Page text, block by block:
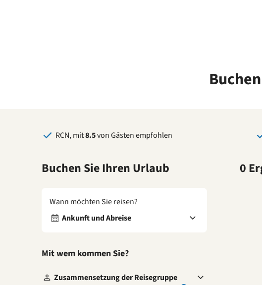
RCN, mit8.5von Gästen empfohlen
Buchen Sie Ihren Urlaub
Wann möchten Sie reisen?
Ankunft und Abreise
Mit wem kommen Sie?
Zusammensetzung der Reisegruppe
0